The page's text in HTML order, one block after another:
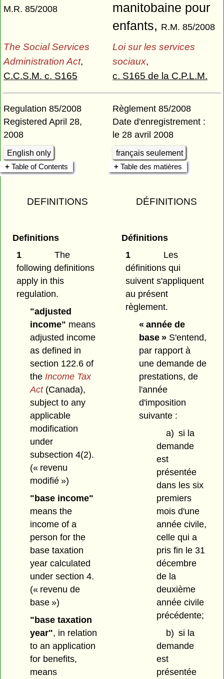
M.R. 85/2008
manitobaine pour
enfants, R.M. 85/2008
The Social Services
Administration Act,
C.C.S.M. c. S165
Loi sur les services
sociaux,
c. S165 de la C.P.L.M.
Regulation 85/2008
Registered April 28,
2008
English only
Règlement 85/2008
Date d'enregistrement :
le 28 avril 2008
français seulement
Table of Contents
Table des matières
DEFINITIONS DÉFINITIONS
Definitions
1
The
following definitions
apply in this
regulation.
"adjusted
income" means
adjusted income
as defined in
section 122.6 of
the Income Tax
Act (Canada),
subject to any
applicable
modification
under
subsection 4(2).
(« revenu
modifié »)
"base income"
means the
income of a
person for the
base taxation
year calculated
under section 4.
(« revenu de
base »)
"base taxation
year", in relation
to an application
for benefits,
means
Définitions
1
Les
définitions qui
suivent s'appliquent
au présent
règlement.
« année de
base »S'entend,
par rapport à
une demande de
prestations, de
l'année
d'imposition
suivante :
a) si la
demande
est
présentée
dans les six
premiers
mois d'une
année civile,
celle qui a
pris fin le 31
décembre
de la
deuxième
année civile
précédente;
b) si la
demande
est
présentée